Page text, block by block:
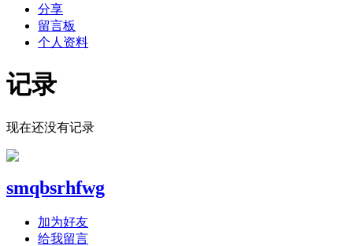
分享
留言板
个人资料
记录
现在还没有记录
smqbsrhfwg
加为好友
给我留言